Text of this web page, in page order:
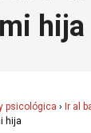
hija
psicológica › Ir al
hija